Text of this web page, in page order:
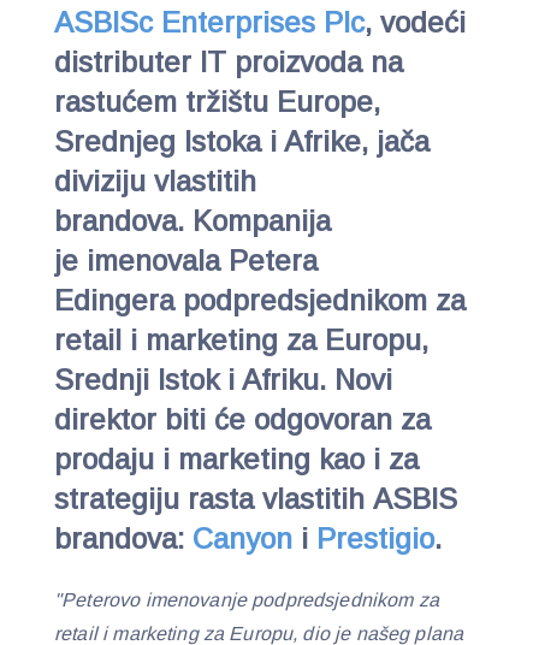
ASBISc Enterprises Plc, vodeći
distributer IT proizvoda na
rastućem tržištu Europe,
Srednjeg Istoka i Afrike, jača
diviziju vlastitih
brandova. Kompanija
je imenovala Petera
Edingera podpredsjednikom za
retail i marketing za Europu,
Srednji Istok i Afriku. Novi
direktor biti će odgovoran za
prodaju i marketing kao i za
strategiju rasta vlastitih ASBIS
brandova: Canyon i Prestigio.
"Peterovo imenovanje podpredsjednikom za
retail i marketing za Europu, dio je našeg plana